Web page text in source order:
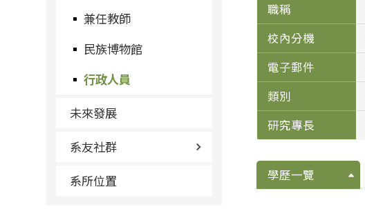
兼任教師
民族博物館
行政人員
未來發展
系友社群
系所位置
職稱
校內分機
電子郵件
類別
研究專長
學歷一覽